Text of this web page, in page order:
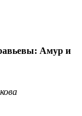
Амур и